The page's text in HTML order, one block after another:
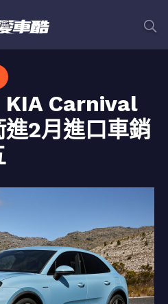
KIA Carnival
2月進口車銷